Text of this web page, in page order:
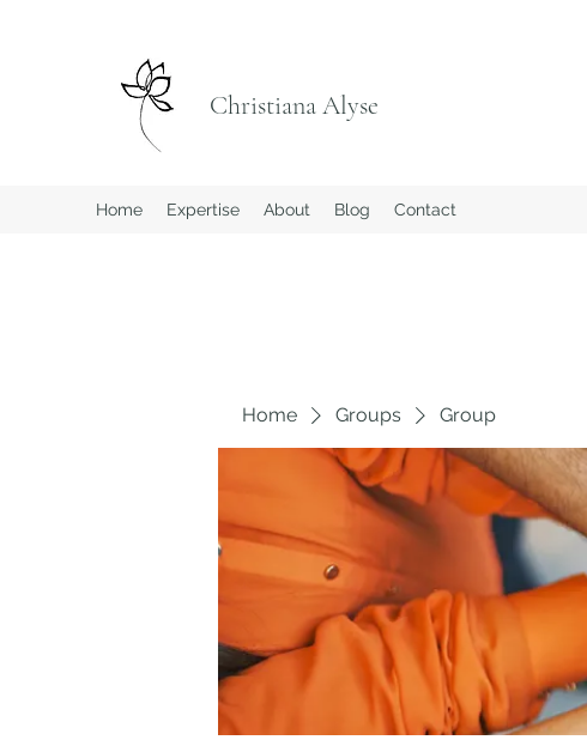
Christiana Alyse
Home Expertise About Blog Contact
Home Groups Group